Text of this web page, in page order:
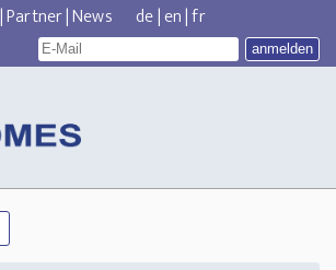
|Partner|News de|en|fr